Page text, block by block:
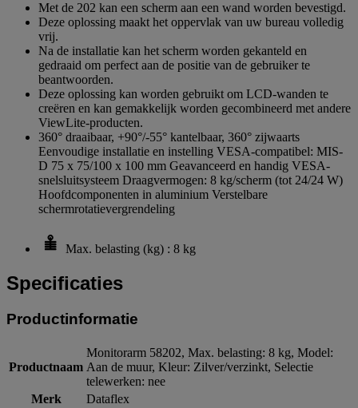
Met de 202 kan een scherm aan een wand worden bevestigd.
Deze oplossing maakt het oppervlak van uw bureau volledig
vrij.
Na de installatie kan het scherm worden gekanteld en
gedraaid om perfect aan de positie van de gebruiker te
beantwoorden.
Deze oplossing kan worden gebruikt om LCD-wanden te
creëren en kan gemakkelijk worden gecombineerd met andere
ViewLite-producten.
360° draaibaar, +90°/-55° kantelbaar, 360° zijwaarts
Eenvoudige installatie en instelling VESA-compatibel: MIS-
D 75 x 75/100 x 100 mm Geavanceerd en handig VESA-
snelsluitsysteem Draagvermogen: 8 kg/scherm (tot 24/24 W)
Hoofdcomponenten in aluminium Verstelbare
schermrotatievergrendeling
Max. belasting (kg) : 8 kg
Specificaties
Productinformatie
Productnaam
Monitorarm 58202, Max. belasting: 8 kg, Model:
Aan de muur, Kleur: Zilver/verzinkt, Selectie
telewerken: nee
Merk
Dataflex